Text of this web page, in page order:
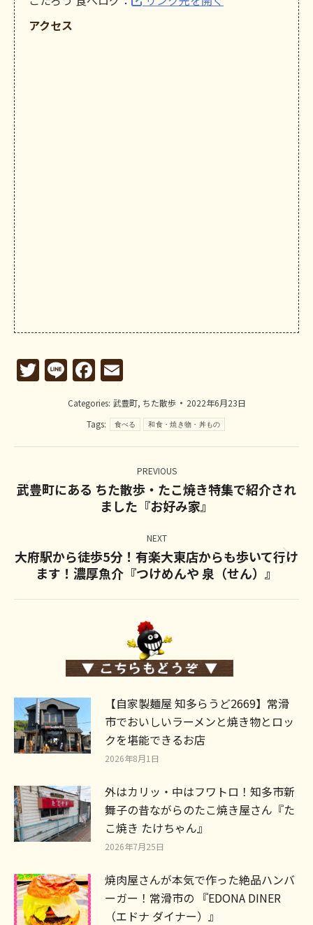
アクセス
Twitter
LineFacebook
Categories: 武豊町, ちた散歩
2022年6月23日
Tags:
食べる 和食・焼き物・丼もの
Post
navigation
PREVIOUS
Previous
post:
武豊町にある ちた散歩・たこ焼き特集で紹介され
ました『お好み家』
NEXT
Next
post:
大府駅から徒歩5分！有楽大東店からも歩いて行け
ます！濃厚魚介『つけめんや 泉（せん）』
【自家製麺屋 知多らうど2669】常滑
市でおいしいラーメンと焼き物とロッ
クを堪能できるお店
2026年8月1日
外はカリッ・中はフワトロ！知多市新
舞子の昔ながらのたこ焼き屋さん『た
こ焼き たけちゃん』
2026年7月25日
焼肉屋さんが本気で作った絶品ハンバ
ーガー！常滑市の 『EDONA DINER
（エドナ ダイナー）』